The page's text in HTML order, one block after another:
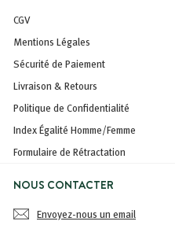
CGV
Mentions Légales
Sécurité de Paiement
Livraison & Retours
Politique de Confidentialité
Index Égalité Homme/Femme
Formulaire de Rétractation
NOUS CONTACTER
Envoyez-nous un email